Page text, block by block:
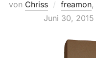
von Chriss freamon,
Veröffentlicht
Juni 30, 2015